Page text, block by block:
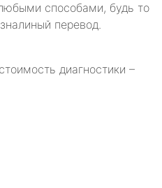
способами, будь то
перевод.
диагностики –